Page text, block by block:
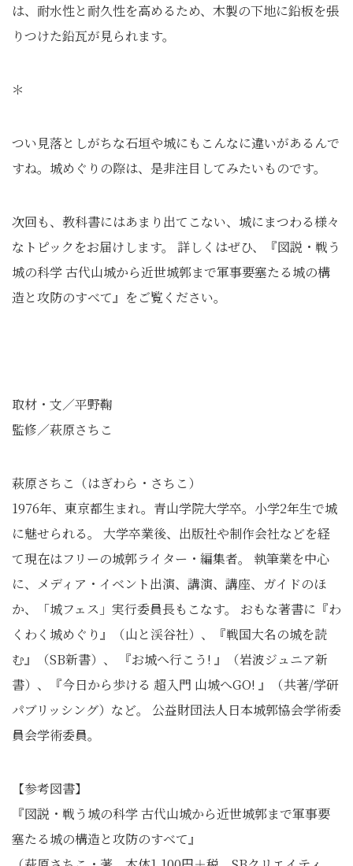
は、耐水性と耐久性を高めるため、木製の下地に鉛板を張
りつけた鉛瓦が見られます。
＊
つい見落としがちな石垣や城にもこんなに違いがあるんで
すね。城めぐりの際は、是非注目してみたいものです。
次回も、教科書にはあまり出てこない、城にまつわる様々
なトピックをお届けします。 詳しくはぜひ、『図説・戦う
城の科学 古代山城から近世城郭まで軍事要塞たる城の構
造と攻防のすべて』をご覧ください。
取材・文／平野鞠
監修／萩原さちこ
萩原さちこ（はぎわら・さちこ）
1976年、東京都生まれ。青山学院大学卒。小学2年生で城
に魅せられる。 大学卒業後、出版社や制作会社などを経
て現在はフリーの城郭ライター・編集者。 執筆業を中心
に、メディア・イベント出演、講演、講座、ガイドのほ
か、「城フェス」実行委員長もこなす。 おもな著書に『わ
くわく城めぐり』（山と渓谷社）、『戦国大名の城を読
む』（SB新書）、 『お城へ行こう! 』（岩波ジュニア新
書）、『今日から歩ける 超入門 山城へGO! 』（共著/学研
パブリッシング）など。 公益財団法人日本城郭協会学術委
員会学術委員。
【参考図書】
『図説・戦う城の科学 古代山城から近世城郭まで軍事要
塞たる城の構造と攻防のすべて』